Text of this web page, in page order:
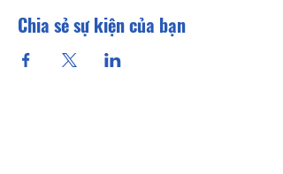
Chia sẻ sự kiện của bạn